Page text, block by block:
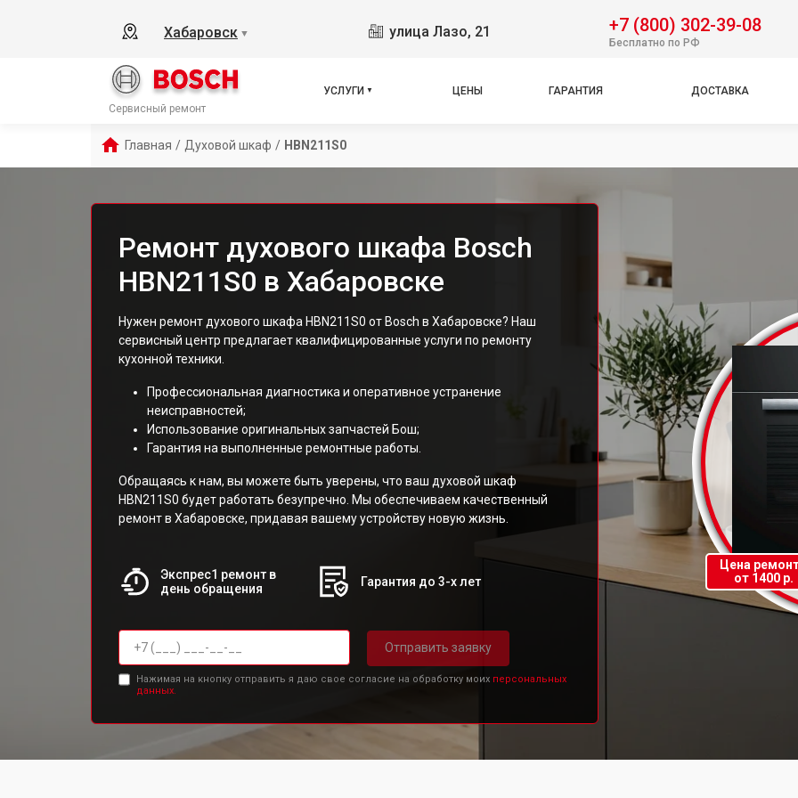
Хабаровск ▼ улица Лазо, 21 +7 (800) 302-39-08
Бесплатно по РФ
Сервисный ремонт
УСЛУГИ ЦЕНЫ ГАРАНТИЯ ДОСТАВКА
Главная / Духовой шкаф / HBN211S0
Ремонт духового шкафа Bosch
HBN211S0 в Хабаровске
Нужен ремонт духового шкафа HBN211S0 от Bosch в Хабаровске? Наш
сервисный центр предлагает квалифицированные услуги по ремонту
кухонной техники.
Профессиональная диагностика и оперативное устранение
неисправностей;
Использование оригинальных запчастей Бош;
Гарантия на выполненные ремонтные работы.
Обращаясь к нам, вы можете быть уверены, что ваш духовой шкаф
HBN211S0 будет работать безупречно. Мы обеспечиваем качественный
ремонт в Хабаровске, придавая вашему устройству новую жизнь.
Экспрес1 ремонт в
день обращения
Гарантия до 3-х лет
Отправить заявку
Нажимая на кнопку отправить я даю свое согласие на обработку моих персональных
данных.
Цена
от 1400 р.